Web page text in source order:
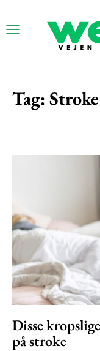
Tag: Stroke
Disse
på stroke